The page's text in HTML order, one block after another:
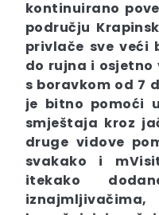
kontinuirano
području
privlače sve
do rujna i
s boravkom od 7
je bitno pomoći
smještaja kroz
druge vidove
svakako i
itekako